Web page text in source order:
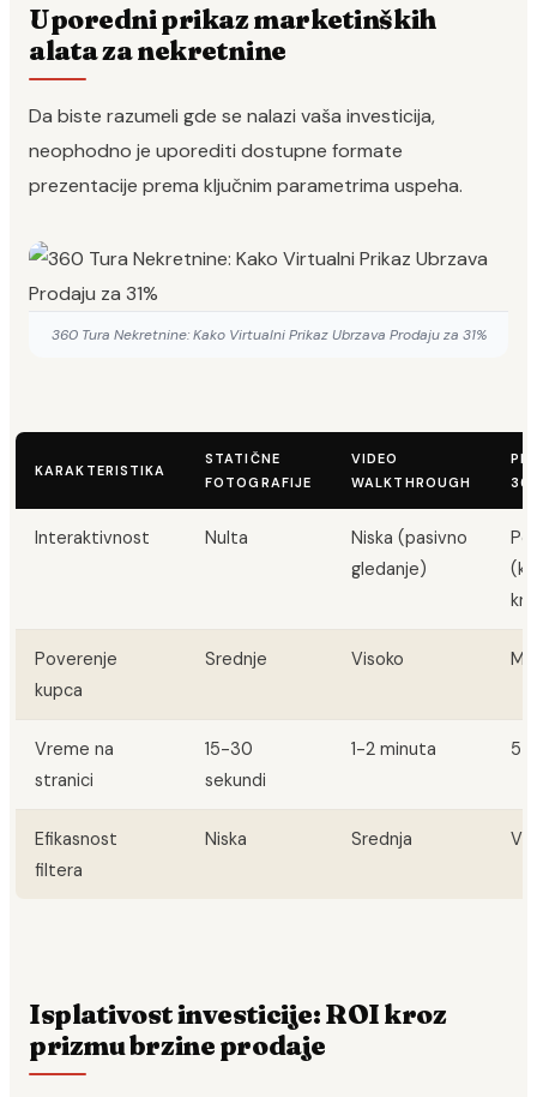
Uporedni prikaz marketinških
alata za nekretnine
Da biste razumeli gde se nalazi vaša investicija,
neophodno je uporediti dostupne formate
prezentacije prema ključnim parametrima uspeha.
360 Tura Nekretnine: Kako Virtualni Prikaz Ubrzava Prodaju za 31%
KARAKTERISTIKA
STATIČNE
FOTOGRAFIJE
VIDEO
WALKTHROUGH
Interaktivnost Nulta
Niska (pasivno
gledanje)
Poverenje
kupca
Srednje Visoko
Vreme na
stranici
15-30
sekundi
1-2 minuta 5-
Efikasnost
filtera
Niska Srednja
Isplativost investicije: ROI kroz
prizmu brzine prodaje